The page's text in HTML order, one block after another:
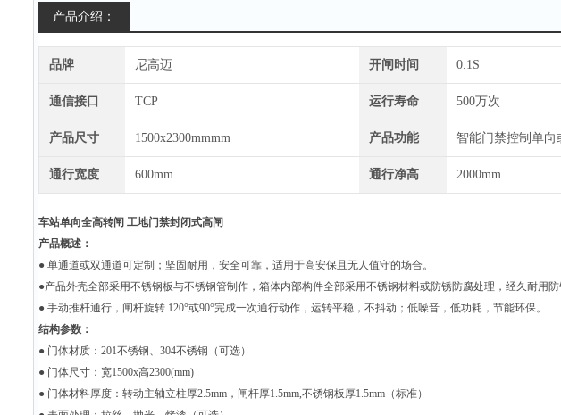
产品介绍：
品牌 尼高迈 开闸时间 0.1S
通信接口 TCP 运行寿命 500万次
产品尺寸 1500x2300mmmm 产品功能 智能门禁控制单向
通行宽度 600mm 通行净高 2000mm
车站单向全高转闸 工地门禁封闭式高闸
产品概述：
● 单通道或双通道可定制；坚固耐用，安全可靠，适用于高安保且无人值守的场合。
●产品外壳全部采用不锈钢板与不锈钢管制作，箱体内部构件全部采用不锈钢材料或防锈防腐处理，经久耐用防
● 手动推杆通行，闸杆旋转 120°或90°完成一次通行动作，运转平稳，不抖动；低噪音，低功耗，节能环保。
结构参数：
● 门体材质：201不锈钢、304不锈钢（可选）
● 门体尺寸：宽1500x高2300(mm)
● 门体材料厚度：转动主轴立柱厚2.5mm，闸杆厚1.5mm,不锈钢板厚1.5mm（标准）